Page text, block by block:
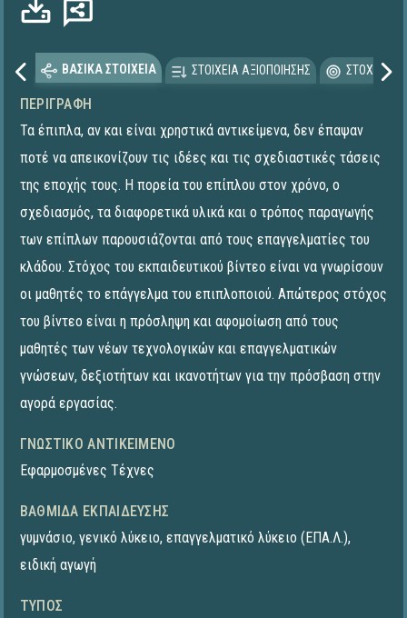
ΒΑΣΙΚΑ ΣΤΟΙΧΕΙΑ ΣΤΟΙΧΕΙΑ ΑΞΙΟΠΟΙΗΣΗΣ
ΠΕΡΙΓΡΑΦΉ
Τα έπιπλα, αν και είναι χρηστικά αντικείμενα, δεν έπαψαν
ποτέ να απεικονίζουν τις ιδέες και τις σχεδιαστικές τάσεις
της εποχής τους. Η πορεία του επίπλου στον χρόνο, ο
σχεδιασμός, τα διαφορετικά υλικά και ο τρόπος παραγωγής
των επίπλων παρουσιάζονται από τους επαγγελματίες του
κλάδου. Στόχος του εκπαιδευτικού βίντεο είναι να γνωρίσουν
οι μαθητές το επάγγελμα του επιπλοποιού. Απώτερος στόχος
του βίντεο είναι η πρόσληψη και αφομοίωση από τους
μαθητές των νέων τεχνολογικών και επαγγελματικών
γνώσεων, δεξιοτήτων και ικανοτήτων για την πρόσβαση στην
αγορά εργασίας.
ΓΝΩΣΤΙΚΌ ΑΝΤΙΚΕΊΜΕΝΟ
Εφαρμοσμένες Τέχνες
ΒΑΘΜΊΔΑ ΕΚΠΑΊΔΕΥΣΗΣ
γυμνάσιο, γενικό λύκειο, επαγγελματικό λύκειο (ΕΠΑ.Λ.),
ειδική αγωγή
ΤΎΠΟΣ